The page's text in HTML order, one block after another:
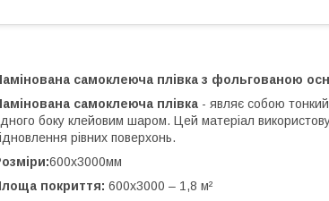
самоклеюча плівка з фольгованою
самоклеюча плівка - являє собою
боку клейовим шаром. Цей матеріал
рівних поверхонь.
600х3000мм
покриття: 600х3000 – 1,8 м²